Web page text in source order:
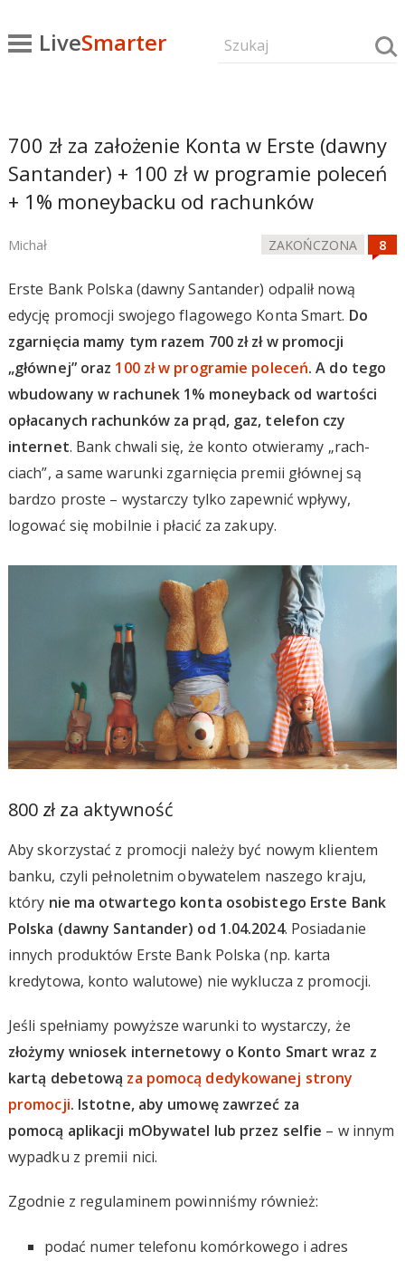
LiveSmarter
700 zł za założenie Konta w Erste (dawny
Santander) + 100 zł w programie poleceń
+ 1% moneybacku od rachunków
Michał ZAKOŃCZONA
Erste Bank Polska (dawny Santander) odpalił nową
edycję promocji swojego flagowego Konta Smart. Do
zgarnięcia mamy tym razem 700 zł zł w promocji
„głównej” oraz 100 zł w programie poleceń. A do tego
wbudowany w rachunek 1% moneyback od wartości
opłacanych rachunków za prąd, gaz, telefon czy
internet. Bank chwali się, że konto otwieramy „rach-
ciach”, a same warunki zgarnięcia premii głównej są
bardzo proste – wystarczy tylko zapewnić wpływy,
logować się mobilnie i płacić za zakupy.
800 zł za aktywność
Aby skorzystać z promocji należy być nowym klientem
banku, czyli pełnoletnim obywatelem naszego kraju,
który nie ma otwartego konta osobistego Erste Bank
Polska (dawny Santander) od 1.04.2024. Posiadanie
innych produktów Erste Bank Polska (np. karta
kredytowa, konto walutowe) nie wyklucza z promocji.
Jeśli spełniamy powyższe warunki to wystarczy, że
złożymy wniosek internetowy o Konto Smart wraz z
kartą debetową za pomocą dedykowanej strony
promocji. Istotne, aby umowę zawrzeć za
pomocą aplikacji mObywatel lub przez selfie – w innym
wypadku z premii nici.
Zgodnie z regulaminem powinniśmy również:
podać numer telefonu komórkowego i adres